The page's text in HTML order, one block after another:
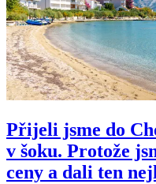
Přijeli jsme do
v šoku. Protože
ceny a dali ten